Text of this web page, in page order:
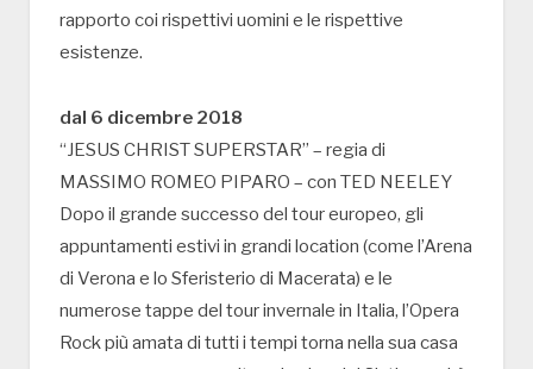
rapporto coi rispettivi uomini e le rispettive
esistenze.
dal 6 dicembre 2018
“JESUS CHRIST SUPERSTAR” – regia di
MASSIMO ROMEO PIPARO – con TED NEELEY
Dopo il grande successo del tour europeo, gli
appuntamenti estivi in grandi location (come l’Arena
di Verona e lo Sferisterio di Macerata) e le
numerose tappe del tour invernale in Italia, l’Opera
Rock più amata di tutti i tempi torna nella sua casa